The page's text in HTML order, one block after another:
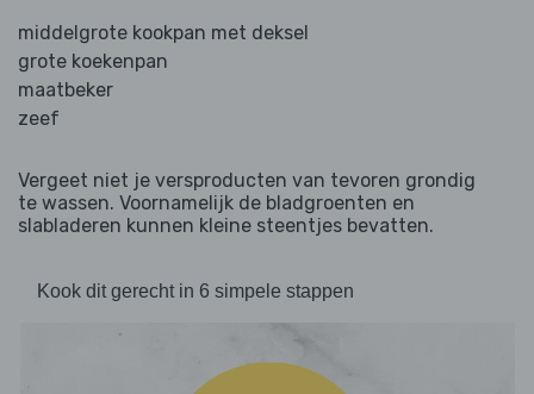
middelgrote kookpan met deksel
grote koekenpan
maatbeker
zeef
Vergeet niet je versproducten van tevoren grondig
te wassen. Voornamelijk de bladgroenten en
slabladeren kunnen kleine steentjes bevatten.
Kook dit gerecht in 6 simpele stappen